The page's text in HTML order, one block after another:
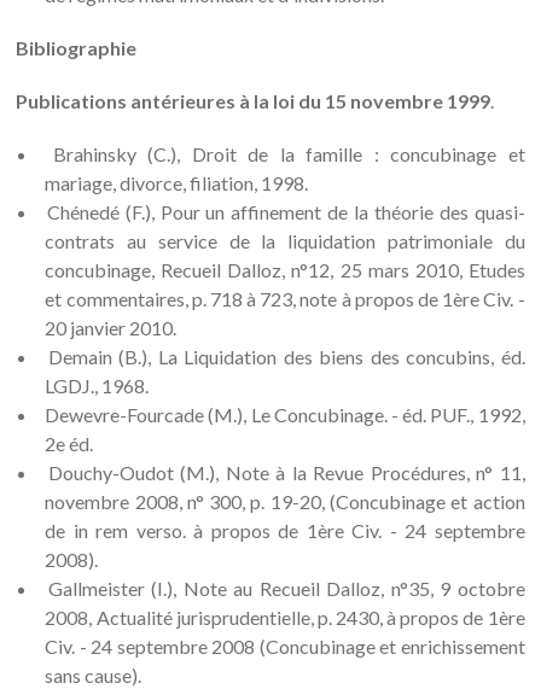
Bibliographie
Publications antérieures à la loi du 15 novembre 1999.
Brahinsky (C.), Droit de la famille : concubinage et
mariage, divorce, filiation, 1998.
Chénedé (F.), Pour un affinement de la théorie des quasi-
contrats au service de la liquidation patrimoniale du
concubinage, Recueil Dalloz, n°12, 25 mars 2010, Etudes
et commentaires, p. 718 à 723, note à propos de 1ère Civ. -
20 janvier 2010.
Demain (B.), La Liquidation des biens des concubins, éd.
LGDJ., 1968.
Dewevre-Fourcade (M.), Le Concubinage. - éd. PUF., 1992,
2e éd.
Douchy-Oudot (M.), Note à la Revue Procédures, n° 11,
novembre 2008, n° 300, p. 19-20, (Concubinage et action
de in rem verso. à propos de 1ère Civ. - 24 septembre
2008).
Gallmeister (I.), Note au Recueil Dalloz, n°35, 9 octobre
2008, Actualité jurisprudentielle, p. 2430, à propos de 1ère
Civ. - 24 septembre 2008 (Concubinage et enrichissement
sans cause).